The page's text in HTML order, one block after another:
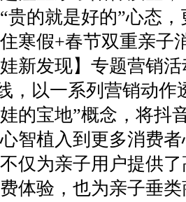
贵的就是好的”心态
寒假+春节双重亲子
新发现】专题营销
，以一系列营销动作
的宝地”概念，将抖
智植入到更多消费
仅为亲子用户提供
体验，也为亲子垂